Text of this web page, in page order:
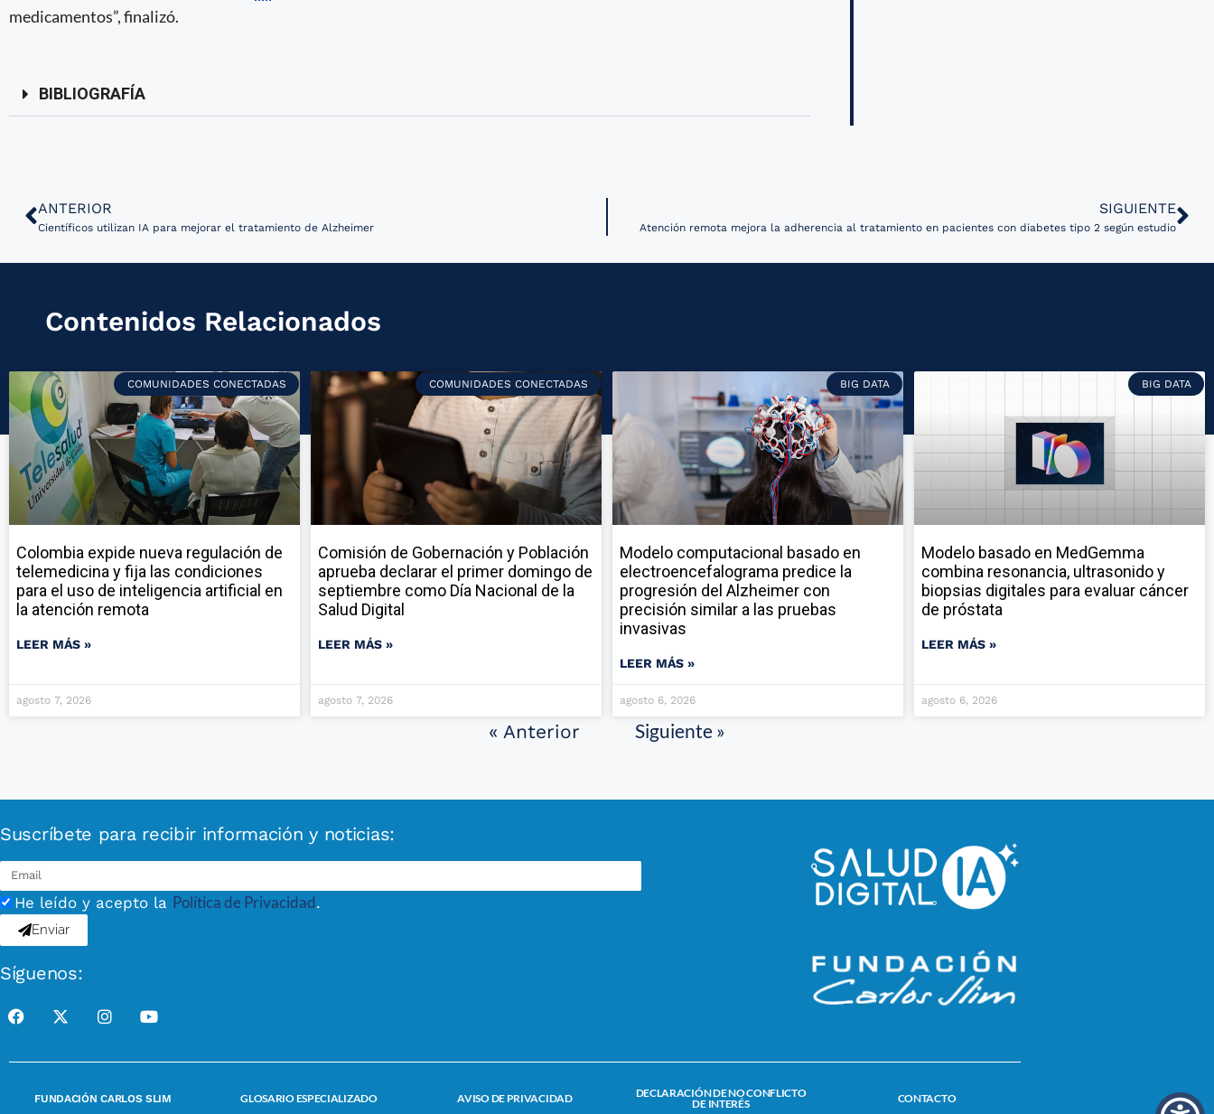
medicamentos”, finalizó.
BIBLIOGRAFÍA
ANTERIOR
Científicos utilizan IA para mejorar el tratamiento de Alzheimer
SIGUIENTE
Atención remota mejora la adherencia al tratamiento en pacientes con diabetes tipo 2 según estudio
Contenidos Relacionados
COMUNIDADES CONECTADAS
Colombia expide nueva regulación de
telemedicina y fija las condiciones
para el uso de inteligencia artificial en
la atención remota
LEER MÁS »
agosto 7, 2026
COMUNIDADES CONECTADAS
Comisión de Gobernación y Población
aprueba declarar el primer domingo de
septiembre como Día Nacional de la
Salud Digital
LEER MÁS »
agosto 7, 2026
BIG DATA
Modelo computacional basado en
electroencefalograma predice la
progresión del Alzheimer con
precisión similar a las pruebas
invasivas
LEER MÁS »
agosto 6, 2026
BIG DATA
Modelo basado en MedGemma
combina resonancia, ultrasonido y
biopsias digitales para evaluar cáncer
de próstata
LEER MÁS »
agosto 6, 2026
« Anterior Siguiente »
Suscríbete para recibir información y noticias:
He leído y acepto la Política de Privacidad.
Enviar
Síguenos:
FUNDACIÓN CARLOS SLIM GLOSARIO ESPECIALIZADO AVISO DE PRIVACIDAD
DECLARACIÓN DE NO CONFLICTO
DE INTERÉS
CONTACTO